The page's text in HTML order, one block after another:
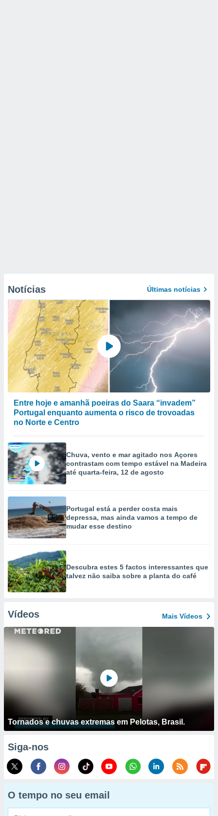
Notícias Últimas notícias
Entre hoje e amanhã poeiras do Saara “invadem”
Portugal enquanto aumenta o risco de trovoadas
no Norte e Centro
Chuva, vento e mar agitado nos Açores
contrastam com tempo estável na Madeira
até quarta-feira, 12 de agosto
Portugal está a perder costa mais
depressa, mas ainda vamos a tempo de
mudar esse destino
Descubra estes 5 factos interessantes que
talvez não saiba sobre a planta do café
Vídeos Mais Vídeos
Tornados e chuvas extremas em Pelotas, Brasil.
Siga-nos
O tempo no seu email